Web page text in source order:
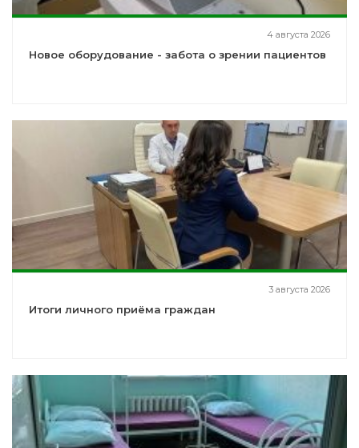
4 августа 2026
Новое оборудование - забота о зрении пациентов
3 августа 2026
Итоги личного приёма граждан